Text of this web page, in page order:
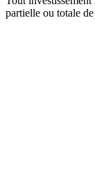
partielle ou totale